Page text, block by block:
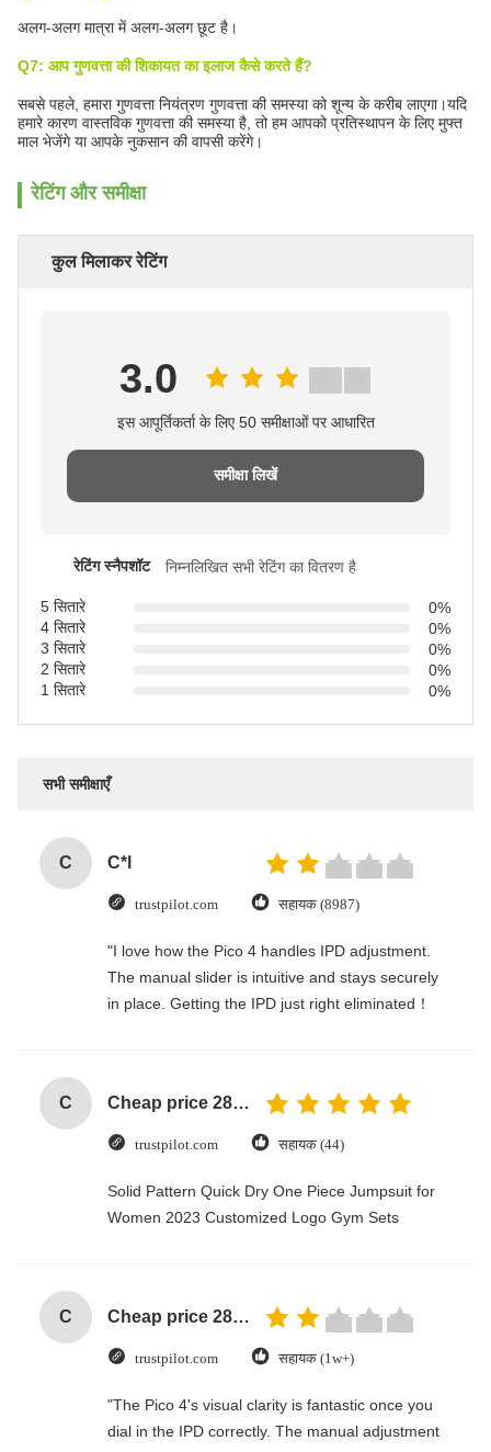
अलग-अलग मात्रा में अलग-अलग छूट है।
Q7: आप गुणवत्ता की शिकायत का इलाज कैसे करते हैं?
सबसे पहले, हमारा गुणवत्ता नियंत्रण गुणवत्ता की समस्या को शून्य के करीब लाएगा।यदि
हमारे कारण वास्तविक गुणवत्ता की समस्या है, तो हम आपको प्रतिस्थापन के लिए मुफ्त
माल भेजेंगे या आपके नुकसान की वापसी करेंगे।
रेटिंग और समीक्षा
कुल मिलाकर रेटिंग
3.0
इस आपूर्तिकर्ता के लिए 50 समीक्षाओं पर आधारित
समीक्षा लिखें
रेटिंग स्नैपशॉट निम्नलिखित सभी रेटिंग का वितरण है
5 सितारे
0%
4 सितारे
0%
3 सितारे
0%
2 सितारे
0%
1 सितारे
0%
सभी समीक्षाएँ
C C*l
trustpilot.com सहायक (8987)
"I love how the Pico 4 handles IPD adjustment.
The manual slider is intuitive and stays securely
in place. Getting the IPD just right eliminated！
C Cheap price 28mm Aluminium Curtain Rod 1.2mm thickness with plastic final
trustpilot.com सहायक (44)
Solid Pattern Quick Dry One Piece Jumpsuit for
Women 2023 Customized Logo Gym Sets
C Cheap price 28mm Aluminium Curtain Rod 1.2mm thickness with plastic final
trustpilot.com सहायक (1w+)
"The Pico 4's visual clarity is fantastic once you
dial in the IPD correctly. The manual adjustment